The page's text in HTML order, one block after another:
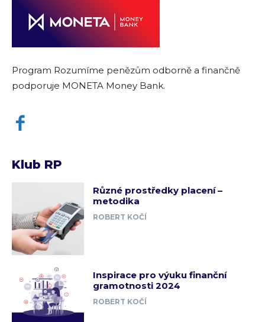
Program Rozumíme penězům odborně a finančně
podporuje MONETA Money Bank.
Klub RP
Různé prostředky placení –
metodika
ROBERT KOČÍ
Inspirace pro výuku finanční
gramotnosti 2024
ROBERT KOČÍ